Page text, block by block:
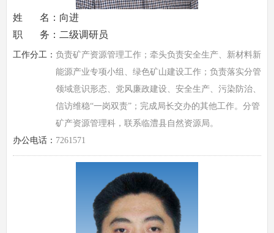
姓 名：向进
职 务：二级调研员
工作分工： 负责矿产资源管理工作；牵头负责安全生产、新材料新
能源产业专项小组、绿色矿山建设工作；负责落实分管
领域意识形态、党风廉政建设、安全生产、污染防治、
信访维稳“一岗双责”；完成局长交办的其他工作。分管
矿产资源管理科，联系临澧县自然资源局。
办公电话： 7261571